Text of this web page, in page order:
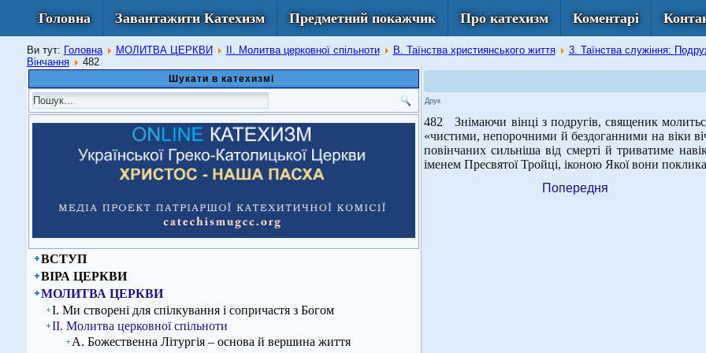
Головна Завантажити Катехизм Предметний покажчик Про катехизм Коментарі
Ви тут: Головна МОЛИТВА ЦЕРКВИ ІІ. Молитва церковної спільноти В. Таїнства християнського життя
3. Таїнства служіння:
Вінчання
482
Шукати в катехизмі
ВСТУП
ВІРА ЦЕРКВИ
МОЛИТВА ЦЕРКВИ
І. Ми створені для спілкування і сопричастя з Богом
ІІ. Молитва церковної спільноти
А. Божественна Літургія – основа й вершина життя
Друк
482 Знімаючи вінці з подругів, священик
«чистими, непорочними й бездоганними на віки
повінчаних сильніша від смерті й триватиме
іменем Пресвятої Тройці, іконою Якої вони
Попередня